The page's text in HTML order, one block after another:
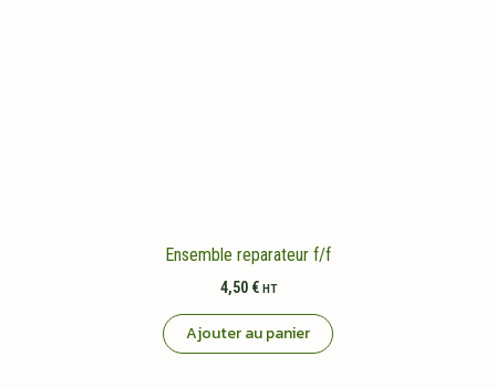
Ensemble reparateur f/f
4,50 € HT
Ajouter au panier